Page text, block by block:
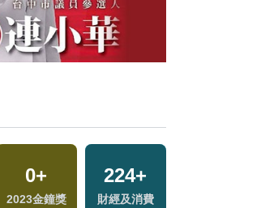
0+
2023金鐘獎
224+
財經及消費
494
政治
15+
2024立委選戰